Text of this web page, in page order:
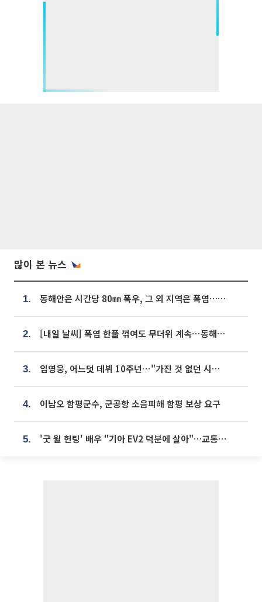
많이 본 뉴스
1. 동해안은 시간당 80㎜ 폭우, 그 외 지역은 폭염…‘극과 극 날씨’
2. [내일 날씨] 폭염 한풀 꺾여도 무더위 계속⋯동해안 이틀 연속 비
3. 임영웅, 어느덧 데뷔 10주년⋯"가진 것 없던 시절, 내 앞엔 20명의 팬뿐"
4. 이남오 함평군수, 군공항 소음피해 함평 보상 요구
5. '굿 윌 헌팅' 배우 "기아 EV2 덕분에 살아"…교통사고 후 안전성 극찬